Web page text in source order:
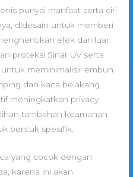
punyai manfaat serta ciri
didesain untuk memberi
efek dari luar.
proteksi Sinar UV serta
meminimalisir embun
dan kaca belakang
meningkatkan privacy
tambahan keamanan
bentuk spesifik.
yang cocok dengan
karena ini akan